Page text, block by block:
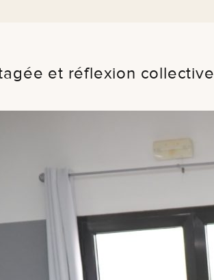
et réflexion collective